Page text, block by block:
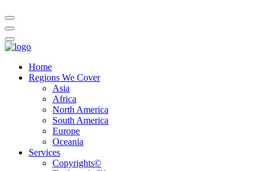
Home
Regions We Cover
Asia
Africa
North America
South America
Europe
Oceania
Services
Copyrights©